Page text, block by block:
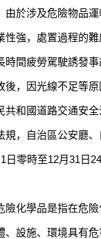
於涉及危險物品運
性強，處置過程的
時間疲勞駕駛誘發
後，因光線不足等
和國道路交通安全
規，自治區公安廳
日零時至12月31日
化學品是指在危險
、設施、環境具有